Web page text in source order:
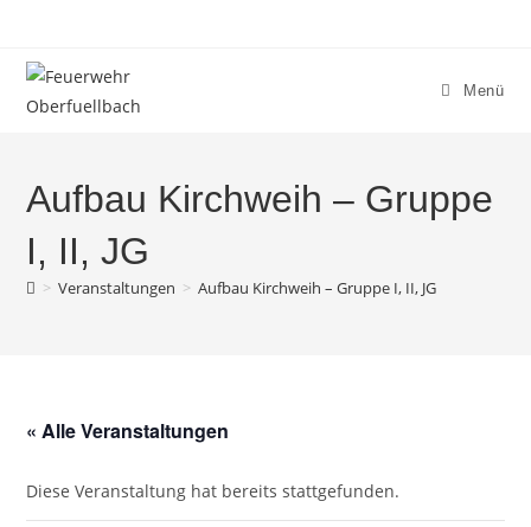
springen
Menü
Aufbau Kirchweih – Gruppe
I, II, JG
> Veranstaltungen > Aufbau Kirchweih – Gruppe I, II, JG
« Alle Veranstaltungen
Diese Veranstaltung hat bereits stattgefunden.